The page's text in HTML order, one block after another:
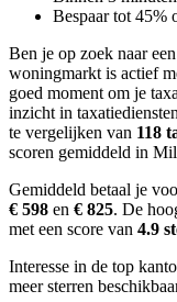
Bespaar tot 45%
Ben je op zoek naar
woningmarkt is actief
goed moment om je
inzicht in
te vergelijken van 118
scoren gemiddeld in
Gemiddeld betaal je
€ 598 en € 825. De
met een score van 4.9
Interesse in de top
meer sterren